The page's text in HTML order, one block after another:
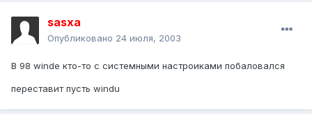
sasxa
Опубликовано 24 июля, 2003
В 98 winde кто-то с системными настроиками побаловался
переставит пусть windu